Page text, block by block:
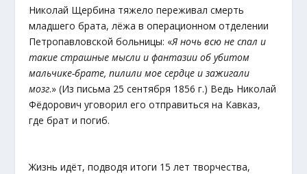
Николай Щербина тяжело переживал смерть
младшего брата, лёжа в операционном отделении
Петропавловской больницы: «Я ночь всю не спал и
такие страшные мысли и фантазии об убитом
мальчике-брате, пилили мое сердце и зажигали
мозг.» (Из письма 25 сентября 1856 г.) Ведь Николай
Фёдорович уговорил его отправиться на Кавказ,
где брат и погиб.
Жизнь идёт, подводя итоги 15 лет творчества,